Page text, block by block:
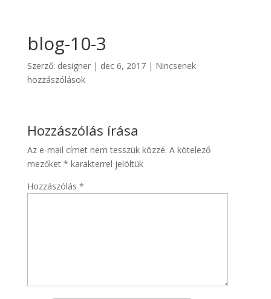
blog-10-3
Szerző: designer| dec 6, 2017| Nincsenek
hozzászólások
Hozzászólás írása
Az e-mail címet nem tesszük közzé. A kötelező
mezőket * karakterrel jelöltük
Hozzászólás *